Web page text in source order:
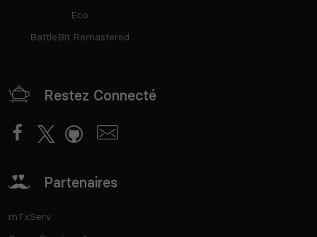
Eco
BattleBit Remastered
Restez Connecté
Partenaires
mTxServ